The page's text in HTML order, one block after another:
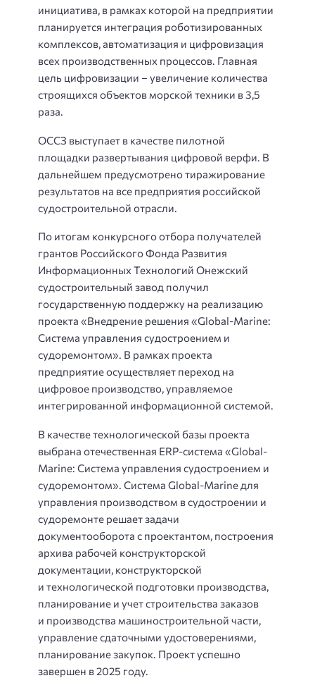
инициатива, в рамках которой на предприятии
планируется интеграция роботизированных
комплексов, автоматизация и цифровизация
всех производственных процессов. Главная
цель цифровизации – увеличение количества
строящихся объектов морской техники в 3,5
раза.
ОССЗ выступает в качестве пилотной
площадки развертывания цифровой верфи. В
дальнейшем предусмотрено тиражирование
результатов на все предприятия российской
судостроительной отрасли.
По итогам конкурсного отбора получателей
грантов Российского Фонда Развития
Информационных Технологий Онежский
судостроительный завод получил
государственную поддержку на реализацию
проекта «Внедрение решения «Global-Marine:
Система управления судостроением и
судоремонтом». В рамках проекта
предприятие осуществляет переход на
цифровое производство, управляемое
интегрированной информационной системой.
В качестве технологической базы проекта
выбрана отечественная ERP-система «Global-
Marine: Система управления судостроением и
судоремонтом». Система Global-Marine для
управления производством в судостроении и
судоремонте решает задачи
документооборота с проектантом, построения
архива рабочей конструкторской
документации, конструкторской
и технологической подготовки производства,
планирование и учет строительства заказов
и производства машиностроительной части,
управление сдаточными удостоверениями,
планирование закупок. Проект успешно
завершен в 2025 году.